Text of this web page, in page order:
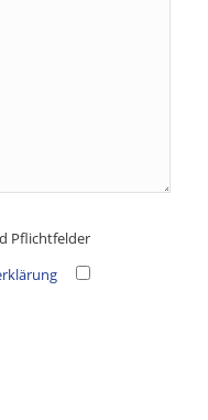
Pflichtfelder